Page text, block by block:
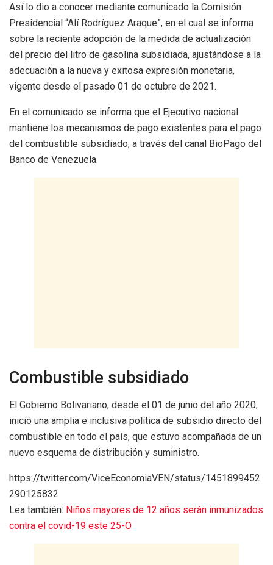
Así lo dio a conocer mediante comunicado la Comisión
Presidencial “Alí Rodríguez Araque”, en el cual se informa
sobre la reciente adopción de la medida de actualización
del precio del litro de gasolina subsidiada, ajustándose a la
adecuación a la nueva y exitosa expresión monetaria,
vigente desde el pasado 01 de octubre de 2021.
En el comunicado se informa que el Ejecutivo nacional
mantiene los mecanismos de pago existentes para el pago
del combustible subsidiado, a través del canal BioPago del
Banco de Venezuela.
Combustible subsidiado
El Gobierno Bolivariano, desde el 01 de junio del año 2020,
inició una amplia e inclusiva política de subsidio directo del
combustible en todo el país, que estuvo acompañada de un
nuevo esquema de distribución y suministro.
https://twitter.com/ViceEconomiaVEN/status/1451899452
290125832
Lea también: Niños mayores de 12 años serán inmunizados
contra el covid-19 este 25-O